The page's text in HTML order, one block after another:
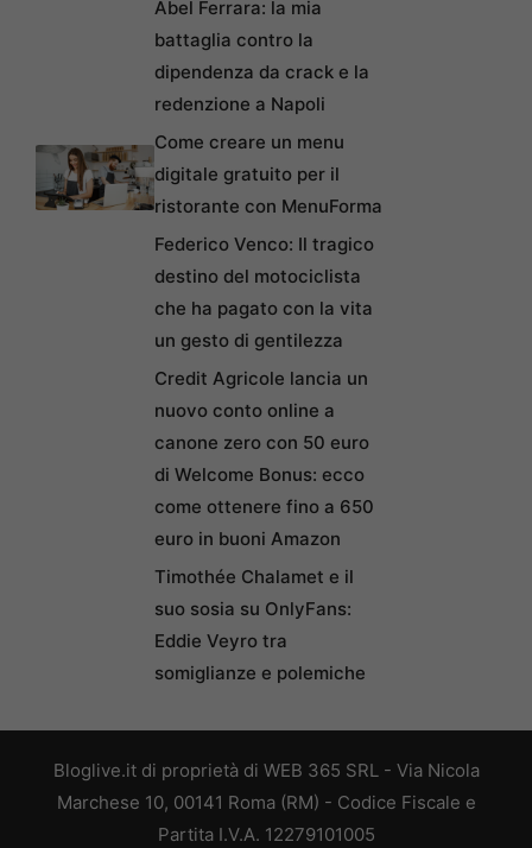
Abel Ferrara: la mia
battaglia contro la
dipendenza da crack e la
redenzione a Napoli
Come creare un menu
digitale gratuito per il
ristorante con MenuForma
Federico Venco: Il tragico
destino del motociclista
che ha pagato con la vita
un gesto di gentilezza
Credit Agricole lancia un
nuovo conto online a
canone zero con 50 euro
di Welcome Bonus: ecco
come ottenere fino a 650
euro in buoni Amazon
Timothée Chalamet e il
suo sosia su OnlyFans:
Eddie Veyro tra
somiglianze e polemiche
Bloglive.it di proprietà di WEB 365 SRL - Via Nicola
Marchese 10, 00141 Roma (RM) - Codice Fiscale e
Partita I.V.A. 12279101005